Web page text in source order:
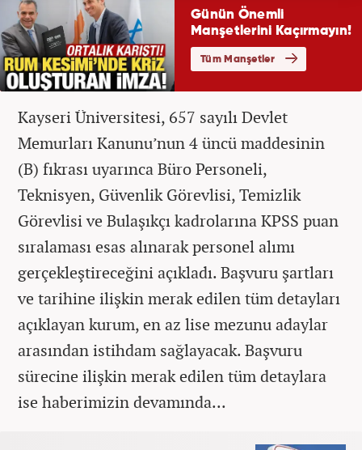
Kayseri Üniversitesi, 657 sayılı Devlet
Memurları Kanunu’nun 4 üncü maddesinin
(B) fıkrası uyarınca Büro Personeli,
Teknisyen, Güvenlik Görevlisi, Temizlik
Görevlisi ve Bulaşıkçı kadrolarına KPSS puan
sıralaması esas alınarak personel alımı
gerçekleştireceğini açıkladı. Başvuru şartları
ve tarihine ilişkin merak edilen tüm detayları
açıklayan kurum, en az lise mezunu adaylar
arasından istihdam sağlayacak. Başvuru
sürecine ilişkin merak edilen tüm detaylara
ise haberimizin devamında...